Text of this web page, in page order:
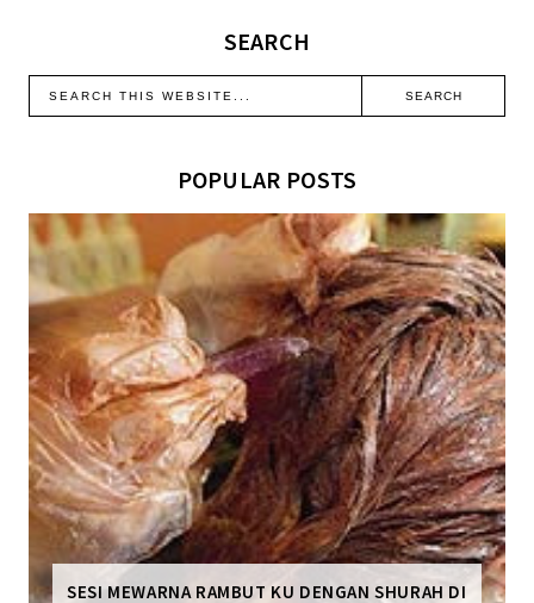
SEARCH
POPULAR POSTS
SESI MEWARNA RAMBUT KU DENGAN SHURAH DI